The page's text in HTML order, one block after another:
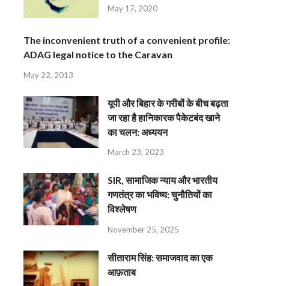
May 17, 2020
The inconvenient truth of a convenient profile:
ADAG legal notice to the Caravan
May 22, 2013
यूपी और बिहार के गरीबों के बीच बढ़ता
जा रहा है हानिकारक पैकेटबंद खाने
का चलन: अध्ययन
March 23, 2023
SIR, सामाजिक न्याय और भारतीय
गणतंत्र का भविष्य: चुनौतियों का
विश्लेषण
November 25, 2025
सीताराम सिंह: समाजवाद का एक
आफ़ताब